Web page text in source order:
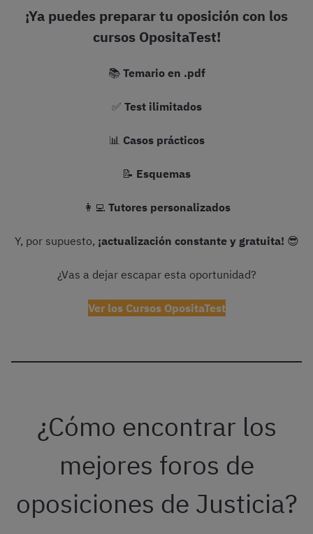
¡Ya puedes preparar tu oposición con los
cursos OpositaTest!
📚 Temario en .pdf
✅ Test ilimitados
📊 Casos prácticos
📝 Esquemas
👩‍💻 Tutores personalizados
Y, por supuesto, ¡actualización constante y gratuita! 😎
¿Vas a dejar escapar esta oportunidad?
Ver los Cursos OpositaTest
¿Cómo encontrar los
mejores foros de
oposiciones de Justicia?